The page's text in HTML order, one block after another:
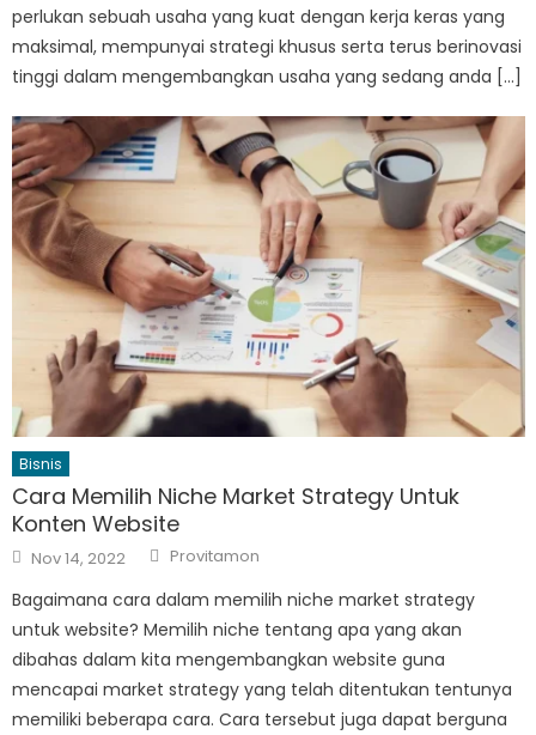
perlukan sebuah usaha yang kuat dengan kerja keras yang
maksimal, mempunyai strategi khusus serta terus berinovasi
tinggi dalam mengembangkan usaha yang sedang anda […]
Bisnis
Cara Memilih Niche Market Strategy Untuk
Konten Website
Posted
on
Nov 14, 2022 Author
Provitamon
Bagaimana cara dalam memilih niche market strategy
untuk website? Memilih niche tentang apa yang akan
dibahas dalam kita mengembangkan website guna
mencapai market strategy yang telah ditentukan tentunya
memiliki beberapa cara. Cara tersebut juga dapat berguna